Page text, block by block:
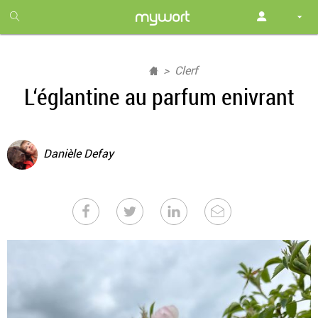
month
free
Clerf
L‘églantine au parfum enivrant
Danièle Defay